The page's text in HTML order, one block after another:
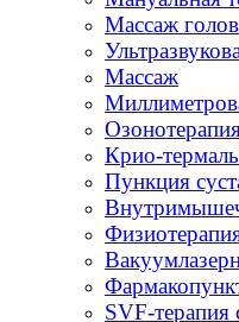
Массаж
Массаж
Крио-
Пункция
SVF-терапия